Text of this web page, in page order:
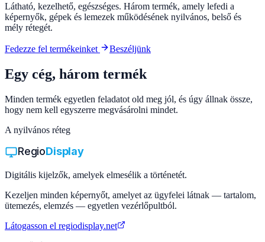
Látható, kezelhető, egészséges. Három termék, amely lefedi a
képernyők, gépek és lemezek működésének nyilvános, belső és
mély rétegét.
Fedezze fel termékeinket Beszéljünk
Egy cég, három termék
Minden termék egyetlen feladatot old meg jól, és úgy állnak össze,
hogy nem kell egyszerre megvásárolni mindet.
A nyilvános réteg
RegioDisplay
Digitális kijelzők, amelyek elmesélik a történetét.
Kezeljen minden képernyőt, amelyet az ügyfelei látnak — tartalom,
ütemezés, elemzés — egyetlen vezérlőpultból.
Látogasson el regiodisplay.net